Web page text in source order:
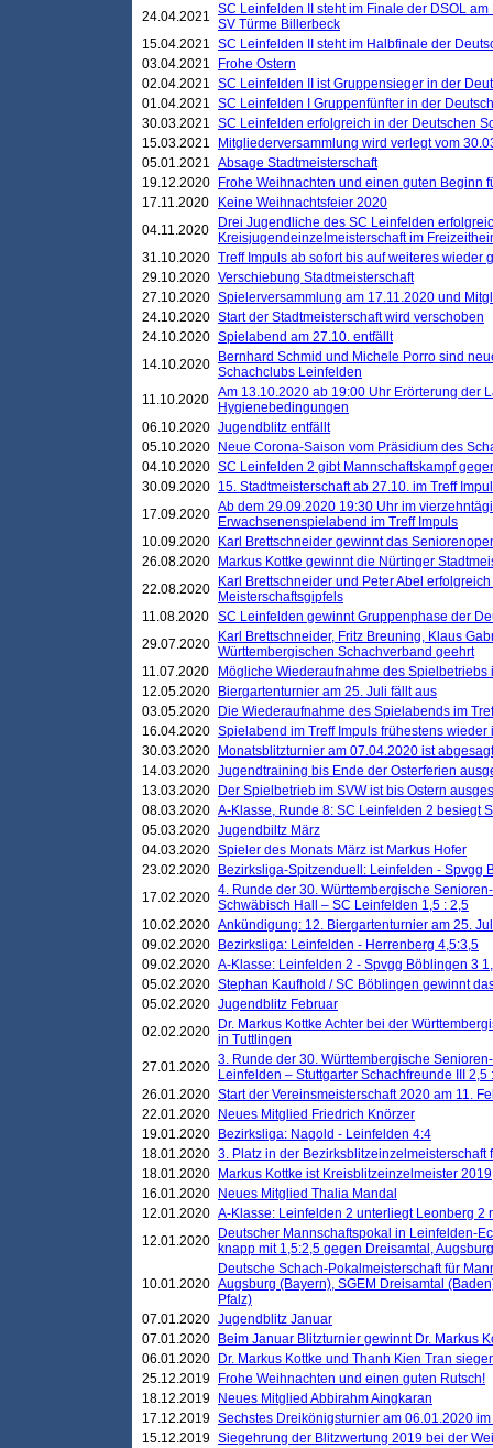
24.04.2021 SC Leinfelden II steht im Finale der DSOL
SV Türme Billerbeck
15.04.2021 SC Leinfelden II steht im Halbfinale der
03.04.2021
Frohe Ostern
02.04.2021 SC Leinfelden II ist Gruppensieger in der
01.04.2021 SC Leinfelden I Gruppenfünfter in der
30.03.2021 SC Leinfelden erfolgreich in der Deutschen
15.03.2021
Mitgliederversammlung wird verlegt vom
05.01.2021 Absage Stadtmeisterschaft
19.12.2020
Frohe Weihnachten und einen guten Beginn
17.11.2020
Keine Weihnachtsfeier 2020
04.11.2020
Drei Jugendliche des SC Leinfelden
Kreisjugendeinzelmeisterschaft im
31.10.2020 Treff Impuls ab sofort bis auf weiteres wieder
29.10.2020 Verschiebung Stadtmeisterschaft
27.10.2020 Spielerversammlung am 17.11.2020 und
24.10.2020 Start der Stadtmeisterschaft wird verschoben
24.10.2020 Spielabend am 27.10. entfällt
14.10.2020
Bernhard Schmid und Michele Porro sind
Schachclubs Leinfelden
11.10.2020 Am 13.10.2020 ab 19:00 Uhr Erörterung der
Hygienebedingungen
06.10.2020 Jugendblitz entfällt
05.10.2020
Neue Corona-Saison vom Präsidium des
04.10.2020 SC Leinfelden 2 gibt Mannschaftskampf
30.09.2020 15. Stadtmeisterschaft ab 27.10. im Treff
17.09.2020 Ab dem 29.09.2020 19:30 Uhr im
Erwachsenenspielabend im Treff Impuls
10.09.2020
Karl Brettschneider gewinnt das
26.08.2020
Markus Kottke gewinnt die Nürtinger
22.08.2020
Karl Brettschneider und Peter Abel
Meisterschaftsgipfels
11.08.2020 SC Leinfelden gewinnt Gruppenphase der
29.07.2020
Karl Brettschneider, Fritz Breuning, Klaus
Württembergischen Schachverband geehrt
11.07.2020
Mögliche Wiederaufnahme des Spielbetriebs
12.05.2020
Biergartenturnier am 25. Juli fällt aus
03.05.2020
Die Wiederaufnahme des Spielabends im
16.04.2020 Spielabend im Treff Impuls frühestens wieder
30.03.2020
Monatsblitzturnier am 07.04.2020 ist abgesagt
14.03.2020 Jugendtraining bis Ende der Osterferien
13.03.2020
Der Spielbetrieb im SVW ist bis Ostern
08.03.2020 A-Klasse, Runde 8: SC Leinfelden 2 besiegt
05.03.2020 Jugendbiltz März
04.03.2020 Spieler des Monats März ist Markus Hofer
23.02.2020
Bezirksliga-Spitzenduell: Leinfelden - Spvgg
17.02.2020 4. Runde der 30. Württembergische
Schwäbisch Hall – SC Leinfelden 1,5 : 2,5
10.02.2020 Ankündigung: 12. Biergartenturnier am 25.
09.02.2020
Bezirksliga: Leinfelden - Herrenberg 4,5:3,5
09.02.2020 A-Klasse: Leinfelden 2 - Spvgg Böblingen 3
05.02.2020 Stephan Kaufhold / SC Böblingen gewinnt
05.02.2020 Jugendblitz Februar
02.02.2020
Dr. Markus Kottke Achter bei der
in Tuttlingen
27.01.2020 3. Runde der 30. Württembergische
Leinfelden – Stuttgarter Schachfreunde III 2,5
26.01.2020 Start der Vereinsmeisterschaft 2020 am 11.
22.01.2020
Neues Mitglied Friedrich Knörzer
19.01.2020
Bezirksliga: Nagold - Leinfelden 4:4
18.01.2020 3. Platz in der Bezirksblitzeinzelmeisterschaft
18.01.2020
Markus Kottke ist Kreisblitzeinzelmeister 2019
16.01.2020
Neues Mitglied Thalia Mandal
12.01.2020 A-Klasse: Leinfelden 2 unterliegt Leonberg 2
12.01.2020
Deutscher Mannschaftspokal in Leinfelden-
knapp mit 1,5:2,5 gegen Dreisamtal,
10.01.2020
Deutsche Schach-Pokalmeisterschaft für
Augsburg (Bayern), SGEM Dreisamtal
Pfalz)
07.01.2020 Jugendblitz Januar
07.01.2020
Beim Januar Blitzturnier gewinnt Dr. Markus
06.01.2020
Dr. Markus Kottke und Thanh Kien Tran
25.12.2019
Frohe Weihnachten und einen guten Rutsch!
18.12.2019
Neues Mitglied Abbirahm Aingkaran
17.12.2019 Sechstes Dreikönigsturnier am 06.01.2020
15.12.2019 Siegehrung der Blitzwertung 2019 bei der